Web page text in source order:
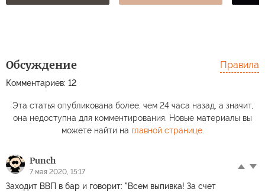
Франция на пороге
политического
землетрясения
Тревожные сирены
завыли по всей
Курганской области
Обсуждение
Комментариев: 12
Правила
Эта статья опубликована более, чем 24 часа назад, а значит,
она недоступна для комментирования. Новые материалы вы
можете найти на главной странице.
Punch
7 мая 2020, 15:17
Заходит ВВП в бар и говорит: "Всем выпивка! За счет